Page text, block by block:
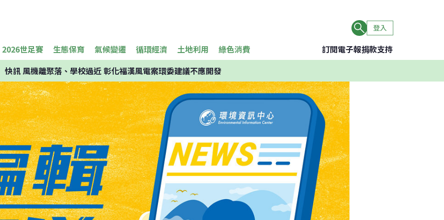
登入
2026世足賽 生態保育 氣候變遷 循環經濟 土地利用 綠色消費 訂閱電子報捐款支持
快訊風機離聚落、學校過近 彰化福漢風電案環委建議不應開發